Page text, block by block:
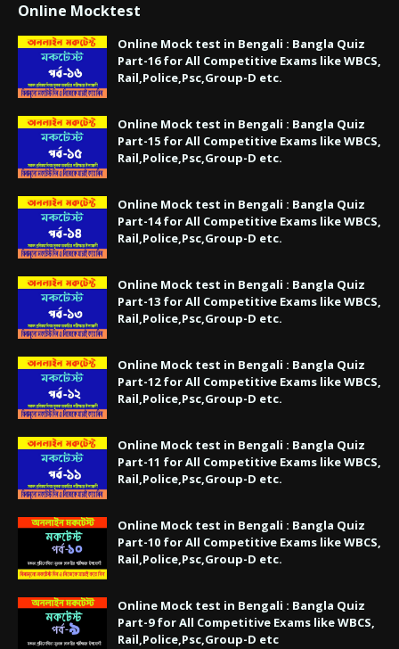
Online Mocktest
Online Mock test in Bengali : Bangla Quiz
Part-16 for All Competitive Exams like WBCS,
Rail,Police,Psc,Group-D etc.
Online Mock test in Bengali : Bangla Quiz
Part-15 for All Competitive Exams like WBCS,
Rail,Police,Psc,Group-D etc.
Online Mock test in Bengali : Bangla Quiz
Part-14 for All Competitive Exams like WBCS,
Rail,Police,Psc,Group-D etc.
Online Mock test in Bengali : Bangla Quiz
Part-13 for All Competitive Exams like WBCS,
Rail,Police,Psc,Group-D etc.
Online Mock test in Bengali : Bangla Quiz
Part-12 for All Competitive Exams like WBCS,
Rail,Police,Psc,Group-D etc.
Online Mock test in Bengali : Bangla Quiz
Part-11 for All Competitive Exams like WBCS,
Rail,Police,Psc,Group-D etc.
Online Mock test in Bengali : Bangla Quiz
Part-10 for All Competitive Exams like WBCS,
Rail,Police,Psc,Group-D etc.
Online Mock test in Bengali : Bangla Quiz
Part-9 for All Competitive Exams like WBCS,
Rail,Police,Psc,Group-D etc